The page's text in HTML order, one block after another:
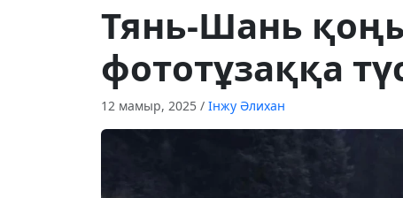
Тянь-Шань
фототұзаққа
12 мамыр, 2025 / Інжу Әлихан